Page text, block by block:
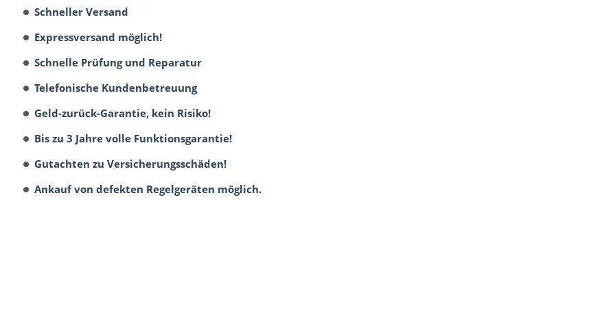
Schneller Versand
Expressversand möglich!
Schnelle Prüfung und Reparatur
Telefonische Kundenbetreuung
Geld-zurück-Garantie, kein Risiko!
Bis zu 3 Jahre volle Funktionsgarantie!
Gutachten zu Versicherungsschäden!
Ankauf von defekten Regelgeräten möglich.